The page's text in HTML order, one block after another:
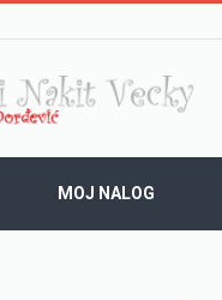
MOJ NALOG